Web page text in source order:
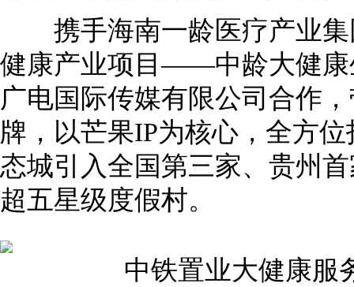
携手海南一龄医疗产业集
健康产业项目——中龄大健康
广电国际传媒有限公司合作
牌，以芒果IP为核心，全方
态城引入全国第三家、贵州
超五星级度假村。
中铁置业大健康服